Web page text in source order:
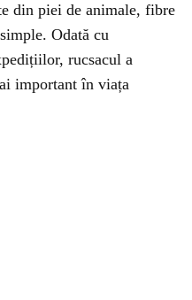
din piei de animale, fibre
Odată cu
rucsacul a
important în viața